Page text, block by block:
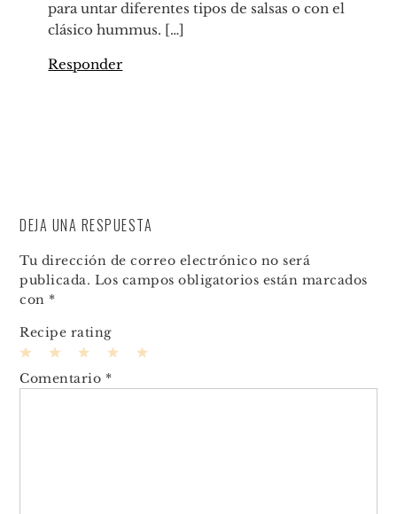
para untar diferentes tipos de salsas o con el
clásico hummus. […]
Responder
DEJA UNA RESPUESTA
Tu dirección de correo electrónico no será
publicada. Los campos obligatorios están marcados
con *
Recipe rating
Stars
4
Stars
3
Stars
2
Stars
1
Star
Comentario *